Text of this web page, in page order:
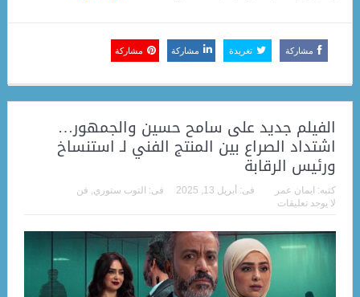
مشاركة تغريدة مشاركة مشاركة
الفيلم جديد على سامح حسين والجمهور…
اشتداد الصراع بين المنتج الفني لـ استنساخ
ورئيس الرقابة
كتبه: ايمان عمر فى: أبريل 13, 2025 فى: التوب ستوري, فن
لا يوجد تعليقات